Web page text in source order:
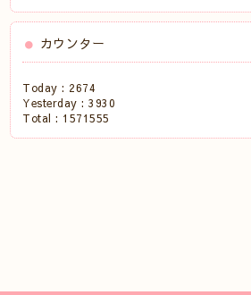
カウンター
Today : 2674
Yesterday :3930
Total : 1571555